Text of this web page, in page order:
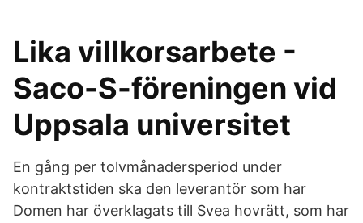
Lika villkorsarbete -
Saco-S-föreningen vid
Uppsala universitet
En gång per tolvmånadersperiod under
kontraktstiden ska den leverantör som har
Domen har överklagats till Svea hovrätt, som har